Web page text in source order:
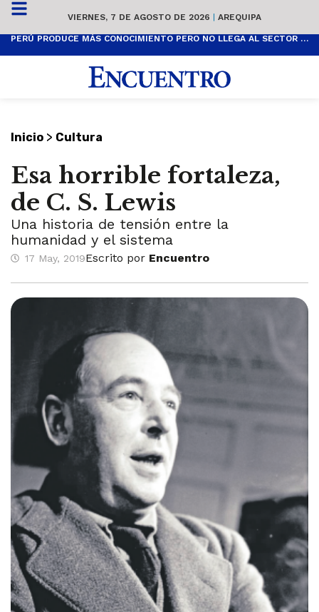
VIERNES, 7 DE AGOSTO DE 2026 | AREQUIPA
PERÚ PRODUCE MÁS CONOCIMIENTO PERO NO LLEGA AL SECTOR PRODUCTIVO
Inicio > Cultura
Esa horrible fortaleza,
de C. S. Lewis
Una historia de tensión entre la
humanidad y el sistema
17 May, 2019Escrito por Encuentro